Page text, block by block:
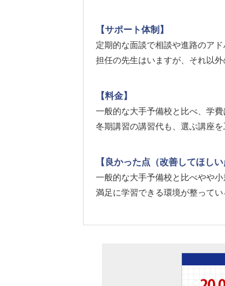
【サポート体制】
定期的な面談で相談や進路のア
担任の先生はいますが、それ以
【料金】
一般的な大手予備校と比べ、学
冬期講習の講習代も、選ぶ講座
【良かった点（改善してほしい
一般的な大手予備校と比べやや
満足に学習できる環境が整って